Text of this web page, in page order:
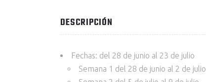
DESCRIPCIÓN
Fechas: del 28 de junio al 23 de julio
Semana 1 del 28 de junio al 2 de julio